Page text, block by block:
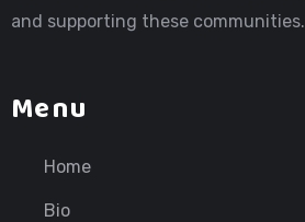
and supporting these communities.
Menu
Home
Bio